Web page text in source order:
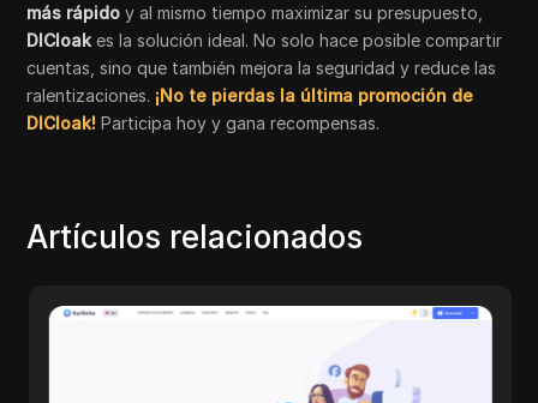
más rápido y al mismo tiempo maximizar su presupuesto,
DICloak es la solución ideal. No solo hace posible compartir
cuentas, sino que también mejora la seguridad y reduce las
ralentizaciones. ¡No te pierdas la última promoción de
DICloak! Participa hoy y gana recompensas.
Artículos relacionados